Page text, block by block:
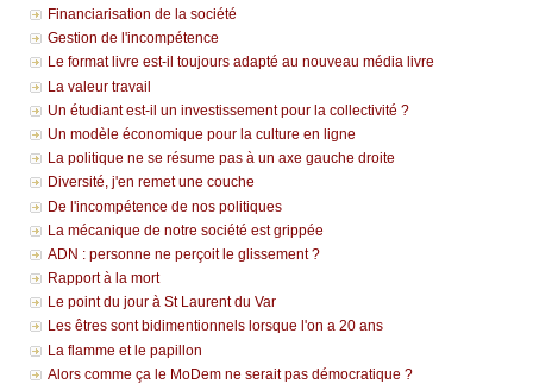
Financiarisation de la société
Gestion de l'incompétence
Le format livre est-il toujours adapté au nouveau média livre
La valeur travail
Un étudiant est-il un investissement pour la collectivité ?
Un modèle économique pour la culture en ligne
La politique ne se résume pas à un axe gauche droite
Diversité, j'en remet une couche
De l'incompétence de nos politiques
La mécanique de notre société est grippée
ADN : personne ne perçoit le glissement ?
Rapport à la mort
Le point du jour à St Laurent du Var
Les êtres sont bidimentionnels lorsque l'on a 20 ans
La flamme et le papillon
Alors comme ça le MoDem ne serait pas démocratique ?